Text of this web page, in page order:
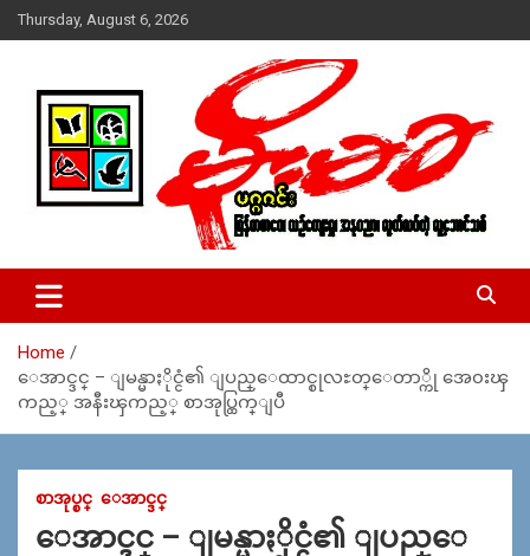
Skip
to
Thursday, August 6, 2026
MoeMaKa Burmese News &
Media
ယ္ေရး – အမွတ္ ၂၅၄၊ ပထပ္၊ လမ္း ၄၀၊ ေက်ာက္တံတား၊ ရန္ကုန္။
(ဖုုံး – ၀၉ ၂၅၂ ၂၄၉ ၀၉၄ ၊ ၀၉ ၄၂၁ ၇၄၃ ၇၅၃ ၊ ၀၉ ၅၀၄ ၁၀ ၅၈) ျ
ဇာေစ်းသစ္ ။ ၀၉ ၇၈၆၈၃၇ ၃၀၅ / ၀၉ ၉၆၃၆၉၉၈၃၄
Home
ေအာင္ဒင္ – ျမန္မာႏိုင္ငံ၏ ျပည္ေထာင္စုလႊတ္ေတာ္ကို အေ၀းၾ
ကည့္ အနီးၾကည့္ စာအုပ္ထြက္ျပီ
စာအုပ္စင္ ေအာင္ဒင္
ေအာင္ဒင္ – ျမန္မာႏိုင္ငံ၏ ျပည္ေ